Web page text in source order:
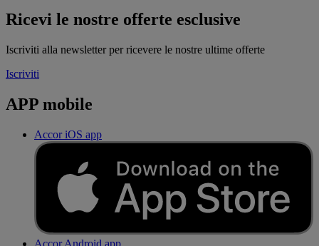
Ricevi le nostre offerte esclusive
Iscriviti alla newsletter per ricevere le nostre ultime offerte
Iscriviti
APP mobile
Accor iOS app
Accor Android app